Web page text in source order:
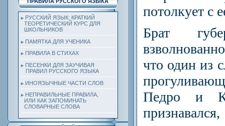
РУССКИЙ ЯЗЫК: КРАТКИЙ
ТЕОРЕТИЧЕСКИЙ КУРС ДЛЯ
ШКОЛЬНИКОВ
ПАМЯТКА ДЛЯ УЧЕНИКА
ПРАВИЛА В СТИХАХ
ПЕСЕНКИ ДЛЯ ЗАУЧИВАЯ
ПРАВИЛ РУССКОГО ЯЗЫКА
ИНОЯЗЫЧНЫЕ ЧАСТИ СЛОВ
НЕПРАВИЛЬНЫЕ ПРАВИЛА,
ИЛИ КАК ЗАПОМИНАТЬ
СЛОВАРНЫЕ СЛОВА
потолкует с
Брат
что один из
Педро и